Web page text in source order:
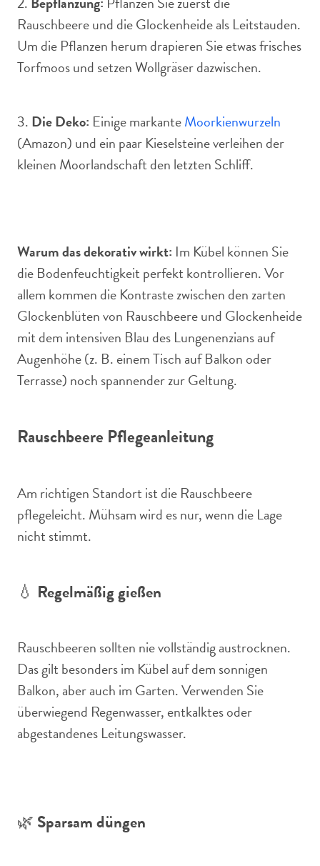
Rauschbeere und die Glockenheide als Leitstauden.
Um die Pflanzen herum drapieren Sie etwas frisches
Torfmoos und setzen Wollgräser dazwischen.
3. Die Deko: Einige markanteMoorkienwurzeln
(Amazon) und ein paar Kieselsteine verleihen der
kleinen Moorlandschaft den letzten Schliff.
Warum das dekorativ wirkt: Im Kübel können Sie
die Bodenfeuchtigkeit perfekt kontrollieren. Vor
allem kommen die Kontraste zwischen den zarten
Glockenblüten von Rauschbeere und Glockenheide
mit dem intensiven Blau des Lungenenzians auf
Augenhöhe (z. B. einem Tisch auf Balkon oder
Terrasse) noch spannender zur Geltung.
Rauschbeere Pflegeanleitung
Am richtigen Standort ist die Rauschbeere
pflegeleicht. Mühsam wird es nur, wenn die Lage
nicht stimmt.
💧 Regelmäßig gießen
Rauschbeeren sollten nie vollständig austrocknen.
Das gilt besonders im Kübel auf dem sonnigen
Balkon, aber auch im Garten. Verwenden Sie
überwiegend Regenwasser, entkalktes oder
abgestandenes Leitungswasser.
🌿 Sparsam düngen